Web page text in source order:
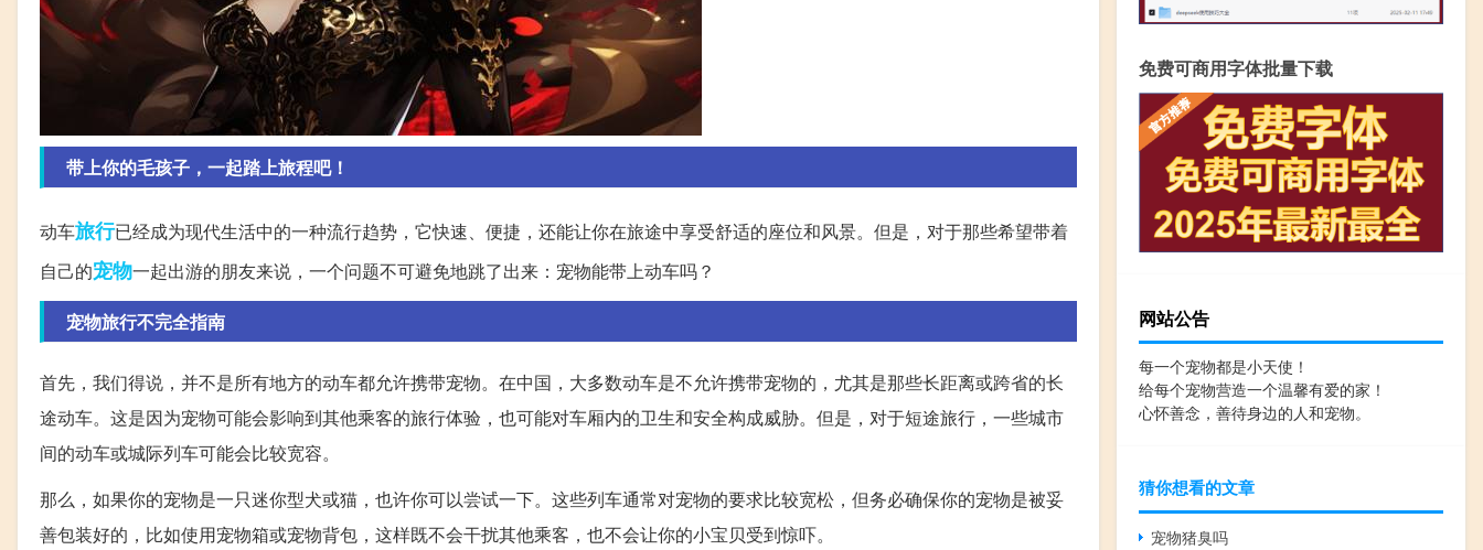
带上你的毛孩子，一起踏上旅程吧！
动车旅行已经成为现代生活中的一种流行趋势，它快速、便捷，还能让你在旅途中享受舒适的座位和风景。但是，对于那些希望带着
自己的宠物一起出游的朋友来说，一个问题不可避免地跳了出来：宠物能带上动车吗？
宠物旅行不完全指南
首先，我们得说，并不是所有地方的动车都允许携带宠物。在中国，大多数动车是不允许携带宠物的，尤其是那些长距离或跨省的长
途动车。这是因为宠物可能会影响到其他乘客的旅行体验，也可能对车厢内的卫生和安全构成威胁。但是，对于短途旅行，一些城市
间的动车或城际列车可能会比较宽容。
那么，如果你的宠物是一只迷你型犬或猫，也许你可以尝试一下。这些列车通常对宠物的要求比较宽松，但务必确保你的宠物是被妥
善包装好的，比如使用宠物箱或宠物背包，这样既不会干扰其他乘客，也不会让你的小宝贝受到惊吓。
免费可商用字体批量下载
网站公告
每一个宠物都是小天使！
给每个宠物营造一个温馨有爱的家！
心怀善念，善待身边的人和宠物。
猜你想看的文章
宠物猪臭吗